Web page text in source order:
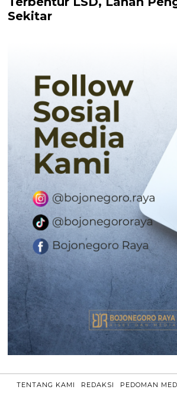
Sekitar
TENTANG KAMI REDAKSI PEDOMAN